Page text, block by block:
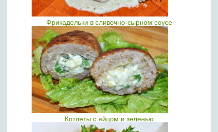
Фрикадельки в сливочно-сырном соусе
Котлеты с яйцом и зеленью